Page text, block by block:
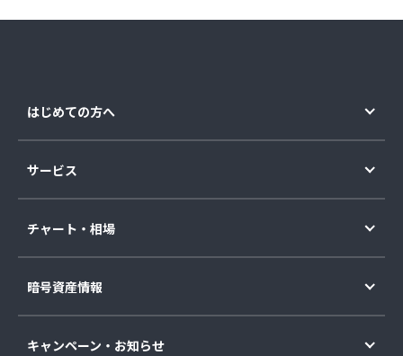
はじめての方へ
サービス
チャート・相場
暗号資産情報
キャンペーン・お知らせ